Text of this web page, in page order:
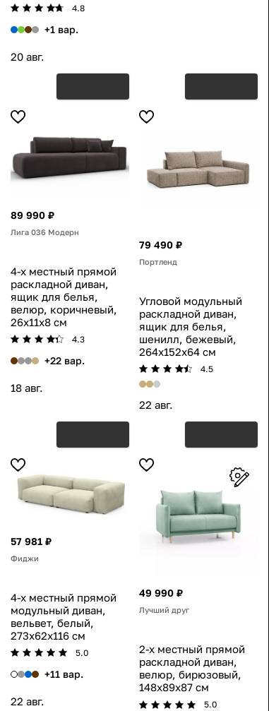
4.8
+1 вар.
20 авг.
89 990 ₽
Лига 036 Модерн
4-х местный прямой
раскладной диван,
ящик для белья,
велюр, коричневый,
26x11x8 см
4.3
+22 вар.
18 авг.
79 490 ₽
Портленд
Угловой модульный
раскладной диван,
ящик для белья,
шенилл, бежевый,
264x152x64 см
4.5
22 авг.
57 981 ₽
Фиджи
4-х местный прямой
модульный диван,
вельвет, белый,
273x62x116 см
5.0
+11 вар.
22 авг.
49 990 ₽
Лучший друг
2-х местный прямой
раскладной диван,
велюр, бирюзовый,
148x89x87 см
5.0